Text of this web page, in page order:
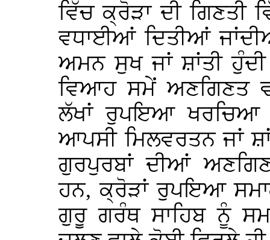
ਵਿੱਚ ਕ੍ਰੋੜਾ ਦੀ ਗਿਣਤੀ
ਵਧਾਈਆਂ ਦਿਤੀਆਂ
ਅਮਨ ਸੁਖ ਜਾਂ ਸ਼ਾਂਤੀ
ਵਿਆਹ ਸਮੇਂ ਅਣਗਿਣਤ
ਲੱਖਾਂ ਰੁਪਇਆ ਖਰਚਿਆ
ਆਪਸੀ ਮਿਲਵਰਤਨ ਜਾਂ
ਗੁਰਪੁਰਬਾਂ ਦੀਆਂ
ਹਨ, ਕ੍ਰੋੜਾਂ ਰੁਪਇਆ
ਗੁਰੂ ਗਰੰਥ ਸਾਹਿਬ ਨੂੰ